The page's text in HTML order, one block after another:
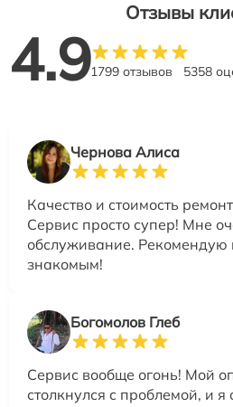
Отзывы
4.91799 отзывов 5358
Чернова Алиса
Качество и стоимость
Сервис просто супер! Мне
обслуживание. Рекомендую
знакомым!
Богомолов Глеб
Сервис вообще огонь! Мой
столкнулся с проблемой, и я